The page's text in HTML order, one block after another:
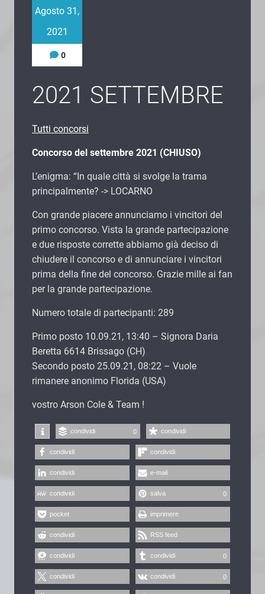
Agosto 31,
2021
0
2021 SETTEMBRE
Tutti concorsi
Concorso del settembre 2021 (CHIUSO)
L’enigma: “In quale città si svolge la trama
principalmente? -> LOCARNO
Con grande piacere annunciamo i vincitori del
primo concorso. Vista la grande partecipazione
e due risposte corrette abbiamo già deciso di
chiudere il concorso e di annunciare i vincitori
prima della fine del concorso. Grazie mille ai fan
per la grande partecipazione.
Numero totale di partecipanti: 289
Primo posto 10.09.21, 13:40 – Signora Daria
Beretta 6614 Brissago (CH)
Secondo posto 25.09.21, 08:22 – Vuole
rimanere anonimo Florida (USA)
vostro Arson Cole & Team !
condividi 0 condividi
condividi condividi
condividi e-mail
condividi salva 0
pocket imprimere
condividi RSS feed
condividi condividi 0
condividi condividi 0